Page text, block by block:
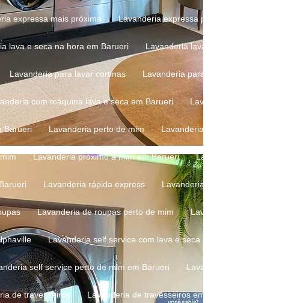
expressa mais próxima Lavanderia expressa perto de mim
lava e seca na hora em Barueri Lavanderia lava e seca perto de mim
Lavanderia para lavar cortinas Lavanderia para lavar edredom
com máquina lava e seca em Barueri Lavanderia com máquina
Barueri Lavanderia perto de mim Lavanderia perto de mim em
Lavanderia próximo a mim em Barueri Lavanderia que lava
Lavanderia rápida express Lavanderia rápida express em
Lavanderia de roupas perto de mim Lavanderia self service
Lavanderia self service com lava e seca em Barueri
self service perto de mim em Barueri Lavanderia self service
de travesseiros Lavanderia de travesseiros em Alphaville